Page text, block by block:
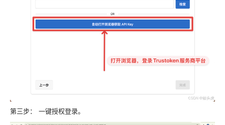
第三步： 一键授权登录。